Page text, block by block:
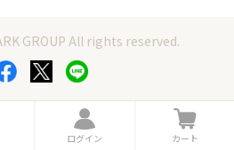
GROUP All rights reserved.
ロ
グ
ログイン
カ
ー
カート